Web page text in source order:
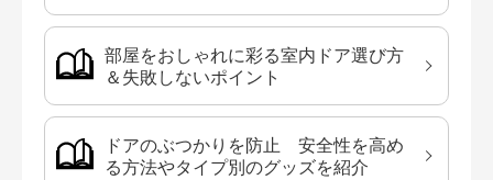
部屋をおしゃれに彩る室内ドア選び方
＆失敗しないポイント
ドアのぶつかりを防止 安全性を高め
る方法やタイプ別のグッズを紹介